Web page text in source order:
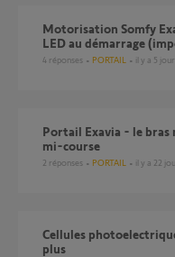
Motorisation Somfy Exavia – Chenillard / Défilement des
LED au démarrage
4 réponses PORTAIL il y a 5
Portail Exavia - le bras motorisé M1 touche le portail à
mi-course
2 réponses PORTAIL il y a 22
cellules photoelectriques motorisation freevia origine
plus